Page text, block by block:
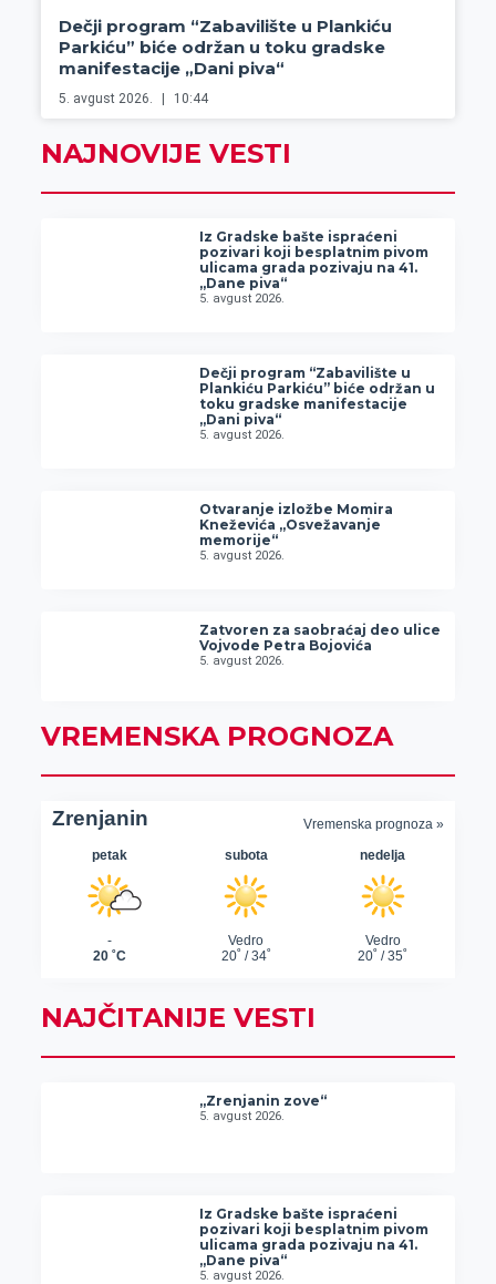
Dečji program “Zabavilište u Plankiću
Parkiću” biće održan u toku gradske
manifestacije „Dani piva“
5. avgust 2026. 10:44
NAJNOVIJE VESTI
Iz Gradske bašte ispraćeni
pozivari koji besplatnim pivom
ulicama grada pozivaju na 41.
„Dane piva“
5. avgust 2026.
Dečji program “Zabavilište u
Plankiću Parkiću” biće održan u
toku gradske manifestacije
„Dani piva“
5. avgust 2026.
Otvaranje izložbe Momira
Kneževića „Osvežavanje
memorije“
5. avgust 2026.
Zatvoren za saobraćaj deo ulice
Vojvode Petra Bojovića
5. avgust 2026.
VREMENSKA PROGNOZA
NAJČITANIJE VESTI
„Zrenjanin zove“
5. avgust 2026.
Iz Gradske bašte ispraćeni
pozivari koji besplatnim pivom
ulicama grada pozivaju na 41.
„Dane piva“
5. avgust 2026.